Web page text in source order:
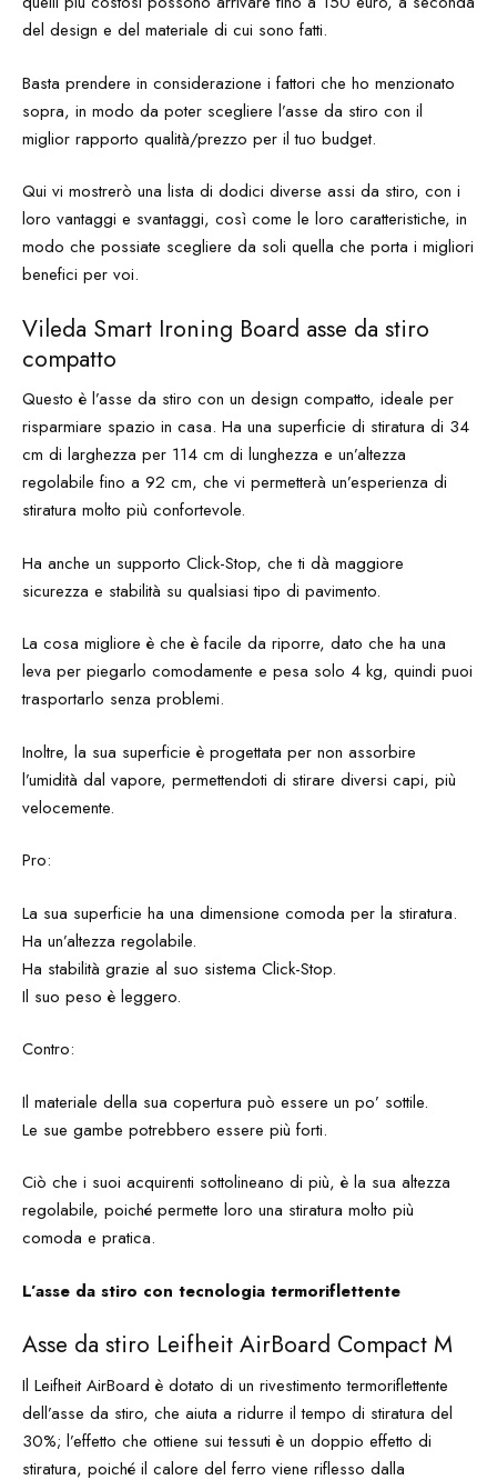
del design e del materiale di cui sono fatti.
Basta prendere in considerazione i fattori che ho menzionato
sopra, in modo da poter scegliere l’asse da stiro con il
miglior rapporto qualità/prezzo per il tuo budget.
Qui vi mostrerò una lista di dodici diverse assi da stiro, con i
loro vantaggi e svantaggi, così come le loro caratteristiche, in
modo che possiate scegliere da soli quella che porta i migliori
benefici per voi.
Vileda Smart Ironing Board asse da stiro
compatto
Questo è l’asse da stiro con un design compatto, ideale per
risparmiare spazio in casa. Ha una superficie di stiratura di 34
cm di larghezza per 114 cm di lunghezza e un’altezza
regolabile fino a 92 cm, che vi permetterà un’esperienza di
stiratura molto più confortevole.
Ha anche un supporto Click-Stop, che ti dà maggiore
sicurezza e stabilità su qualsiasi tipo di pavimento.
La cosa migliore è che è facile da riporre, dato che ha una
leva per piegarlo comodamente e pesa solo 4 kg, quindi puoi
trasportarlo senza problemi.
Inoltre, la sua superficie è progettata per non assorbire
l’umidità dal vapore, permettendoti di stirare diversi capi, più
velocemente.
Pro:
La sua superficie ha una dimensione comoda per la stiratura.
Ha un’altezza regolabile.
Ha stabilità grazie al suo sistema Click-Stop.
Il suo peso è leggero.
Contro:
Il materiale della sua copertura può essere un po’ sottile.
Le sue gambe potrebbero essere più forti.
Ciò che i suoi acquirenti sottolineano di più, è la sua altezza
regolabile, poiché permette loro una stiratura molto più
comoda e pratica.
L’asse da stiro con tecnologia termoriflettente
Asse da stiro Leifheit AirBoard Compact M
Il Leifheit AirBoard è dotato di un rivestimento termoriflettente
dell’asse da stiro, che aiuta a ridurre il tempo di stiratura del
30%; l’effetto che ottiene sui tessuti è un doppio effetto di
stiratura, poiché il calore del ferro viene riflesso dalla